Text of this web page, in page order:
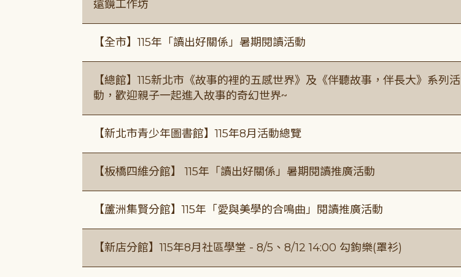
遠鏡工作坊
【全市】115年「讀出好關係」暑期閱讀活動
【總館】115新北市《故事的裡的五感世界》及《伴聽故事，伴長大》系列活
動，歡迎親子一起進入故事的奇幻世界~
【新北市青少年圖書館】115年8月活動總覽
【板橋四維分館】 115年「讀出好關係」暑期閱讀推廣活動
【蘆洲集賢分館】115年「愛與美學的合鳴曲」閱讀推廣活動
【新店分館】115年8月社區學堂 - 8/5、8/12 14:00 勾鉤樂(罩衫)